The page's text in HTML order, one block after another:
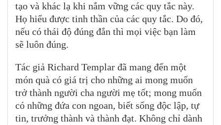
tạo và khác lạ khi nắm vững các quy tắc này.
Họ hiểu được tinh thần của các quy tắc. Do đó,
nếu có thái độ đúng đắn thì mọi việc bạn làm
sẽ luôn đúng.
Tác giả Richard Templar đã mang đến một
món quà có giá trị cho những ai mong muốn
trở thành người cha người mẹ tốt; mong muốn
có những đứa con ngoan, biết sống độc lập, tự
tin, trưởng thành và thành đạt. Không chỉ dành